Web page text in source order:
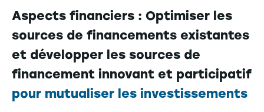
Aspects financiers : Optimiser les
sources de financements existantes
et développer les sources de
financement innovant et participatif
pour mutualiser les investissements